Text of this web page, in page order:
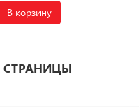
В корзину
СТРАНИЦЫ